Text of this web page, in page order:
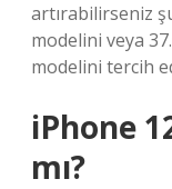
artırabilirseniz
modelini veya
modelini tercih
iPhone
mı?